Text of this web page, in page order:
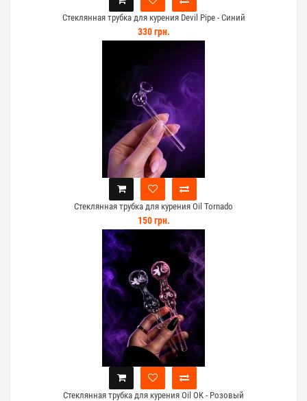
Стеклянная трубка для курения Devil Pipe - Синий
330 грн.
Стеклянная трубка для курения Oil Tornado
150 грн.
Стеклянная трубка для курения Oil OK - Розовый